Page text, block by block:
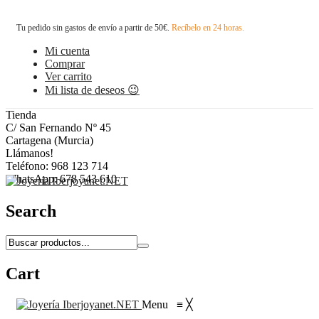
Tu pedido sin gastos de envío a partir de 50€. Recíbelo en 24 horas.
Mi cuenta
Comprar
Ver carrito
Mi lista de deseos 😉
Tienda
C/ San Fernando Nº 45
Cartagena (Murcia)
Llámanos!
Teléfono: 968 123 714
WhatsApp: 678 543 610
Search
Cart
Menu ≡ ╳